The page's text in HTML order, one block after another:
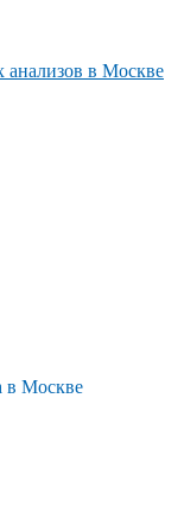
анализов в Москве
в Москве